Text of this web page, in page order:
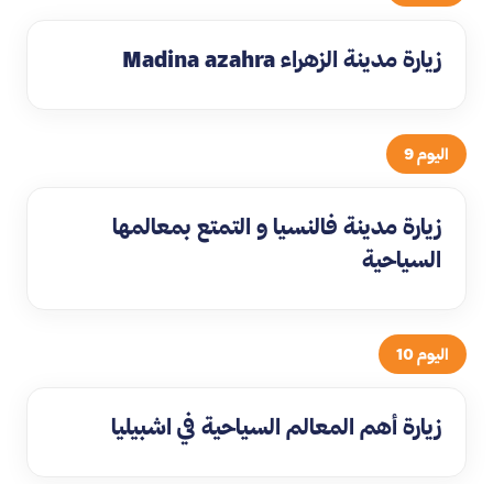
زيارة مدينة الزهراء Madina azahra
اليوم 9
زيارة مدينة فالنسيا و التمتع بمعالمها
السياحية
اليوم 10
زيارة أهم المعالم السياحية في اشبيليا